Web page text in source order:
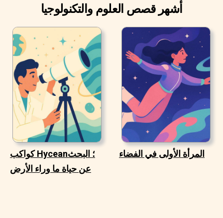
أشهر قصص العلوم والتكنولوجيا
كواكب Hycean؛ البحث
عن حياة ما وراء الأرض
المرأة الأولى في الفضاء